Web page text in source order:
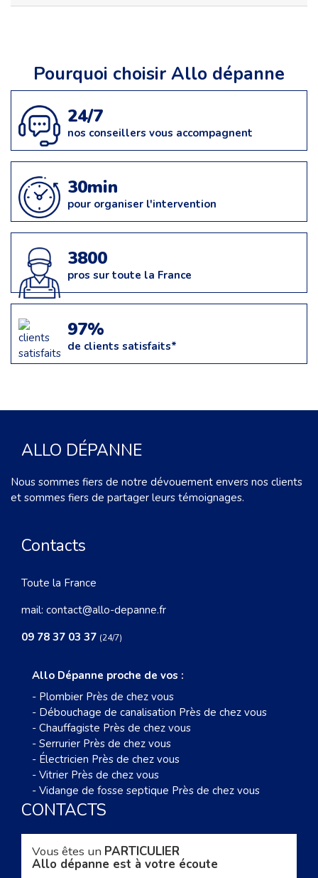
Pourquoi choisir Allo dépanne
24/7
nos conseillers vous accompagnent
30min
pour organiser l'intervention
3800
pros sur toute la France
97%
de clients satisfaits*
ALLO DÉPANNE
Nous sommes fiers de notre dévouement envers nos clients
et sommes fiers de partager leurs témoignages.
Contacts
Toute la France
mail: contact@allo-depanne.fr
09 78 37 03 37 (24/7)
Allo Dépanne proche de vos :
- Plombier Près de chez vous
- Débouchage de canalisation Près de chez vous
- Chauffagiste Près de chez vous
- Serrurier Près de chez vous
- Électricien Près de chez vous
- Vitrier Près de chez vous
- Vidange de fosse septique Près de chez vous
CONTACTS
Vous êtes un PARTICULIER
Allo dépanne est à votre écoute